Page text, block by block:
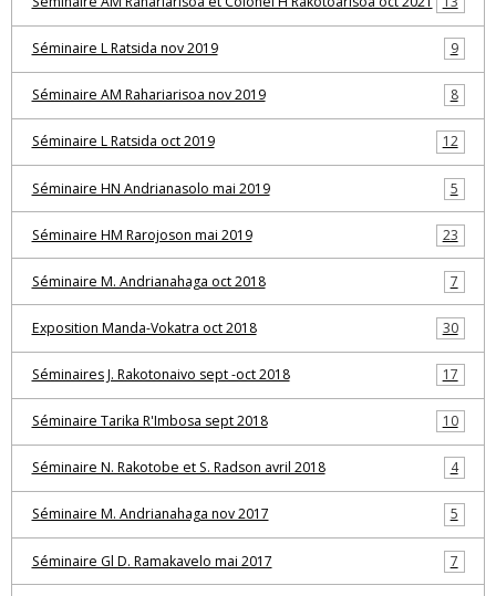
Séminaire L Ratsida nov 2019 9
Séminaire AM Rahariarisoa nov 2019 8
Séminaire L Ratsida oct 2019 12
Séminaire HN Andrianasolo mai 2019 5
Séminaire HM Rarojoson mai 2019 23
Séminaire M. Andrianahaga oct 2018 7
Exposition Manda-Vokatra oct 2018 30
Séminaires J. Rakotonaivo sept -oct 2018 17
Séminaire Tarika R'Imbosa sept 2018 10
Séminaire N. Rakotobe et S. Radson avril 2018 4
Séminaire M. Andrianahaga nov 2017 5
Séminaire Gl D. Ramakavelo mai 2017 7